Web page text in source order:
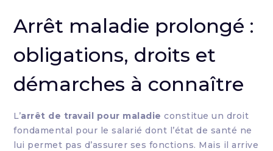
Arrêt maladie prolongé :
obligations, droits et
démarches à connaître
L’arrêt de travail pour maladie constitue un droit
fondamental pour le salarié dont l’état de santé ne
lui permet pas d’assurer ses fonctions. Mais il arrive